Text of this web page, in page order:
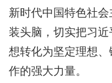
新时代中国特色社
装头脑，切实把习
想转化为坚定理想
作的强大力量。